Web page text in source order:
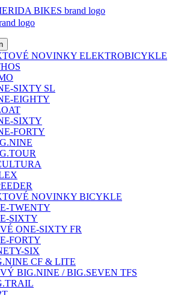
NOVINKY ELEKTROBICYKLE
SIXTY SL
EIGHTY
SIXTY
FORTY
NOVINKY BICYKLE
TWENTY
SIXTY
ONE-SIXTY FR
FORTY
SIX
CF & LITE
BIG.NINE / BIG.SEVEN TFS